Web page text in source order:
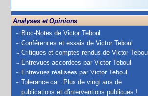
Analyses et Opinions
Bloc-Notes de Victor Teboul
Conférences et essais de Victor Teboul
Critiques et comptes rendus de Victor Teboul
Entrevues accordées par Victor Teboul
Entrevues réalisées par Victor Teboul
Tolerance.ca : Plus de vingt ans de
publications et d'interventions publiques !